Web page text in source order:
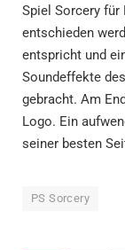
Spiel Sorcery für
entschieden
entspricht und
Soundeffekte
gebracht. Am
Logo. Ein
seiner besten
PS Sorcery